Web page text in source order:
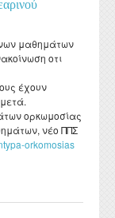
in
μαθημάτων
οτι
έχουν
ορκωμοσίας
νέο ΠΠΣ
orkomosias